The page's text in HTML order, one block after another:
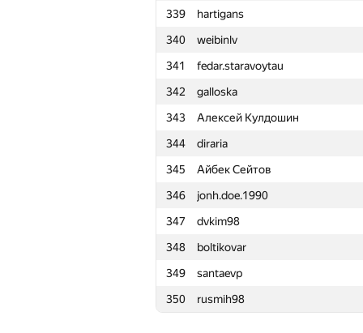
339
hartigans
340
weibinlv
341
fedar.staravoytau
342
galloska
343
Алексей Кулдошин
344
diraria
345
Айбек Сейтов
346
jonh.doe.1990
347
dvkim98
348
boltikovar
349
santaevp
350
rusmih98
316
lxdlam
317
malinovsky239
318
수찬 박
319
Q-mind
320
vetlin.vladislav
321
dmitribulankin
322
ishkininking
323
aidarshaifutdinov
324
ivan sergeevich
325
Марат Юлдашев
326
Taylor Huang
327
donilz